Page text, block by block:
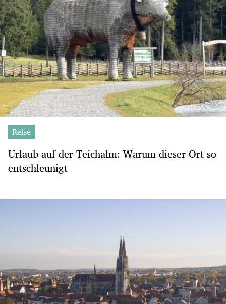
Reise
Urlaub auf der Teichalm: Warum dieser Ort so
entschleunigt